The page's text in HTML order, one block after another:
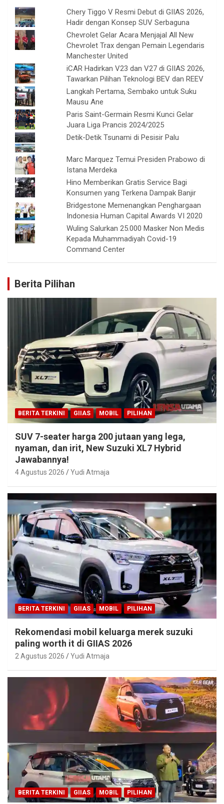
Chery Tiggo V Resmi Debut di GIIAS 2026,
Hadir dengan Konsep SUV Serbaguna
Chevrolet Gelar Acara Menjajal All New
Chevrolet Trax dengan Pemain Legendaris
Manchester United
iCAR Hadirkan V23 dan V27 di GIIAS 2026,
Tawarkan Pilihan Teknologi BEV dan REEV
Langkah Pertama, Sembako untuk Suku
Mausu Ane
Paris Saint-Germain Resmi Kunci Gelar
Juara Liga Prancis 2024/2025
Detik-Detik Tsunami di Pesisir Palu
Marc Marquez Temui Presiden Prabowo di
Istana Merdeka
Hino Memberikan Gratis Service Bagi
Konsumen yang Terkena Dampak Banjir
Bridgestone Memenangkan Penghargaan
Indonesia Human Capital Awards VI 2020
Wuling Salurkan 25.000 Masker Non Medis
Kepada Muhammadiyah Covid-19
Command Center
Berita Pilihan
BERITA TERKINI GIIAS MOBIL PILIHAN
SUV 7-seater harga 200 jutaan yang lega,
nyaman, dan irit, New Suzuki XL7 Hybrid
Jawabannya!
4 Agustus 2026 Yudi Atmaja
BERITA TERKINI GIIAS MOBIL PILIHAN
Rekomendasi mobil keluarga merek suzuki
paling worth it di GIIAS 2026
2 Agustus 2026 Yudi Atmaja
BERITA TERKINI GIIAS MOBIL PILIHAN